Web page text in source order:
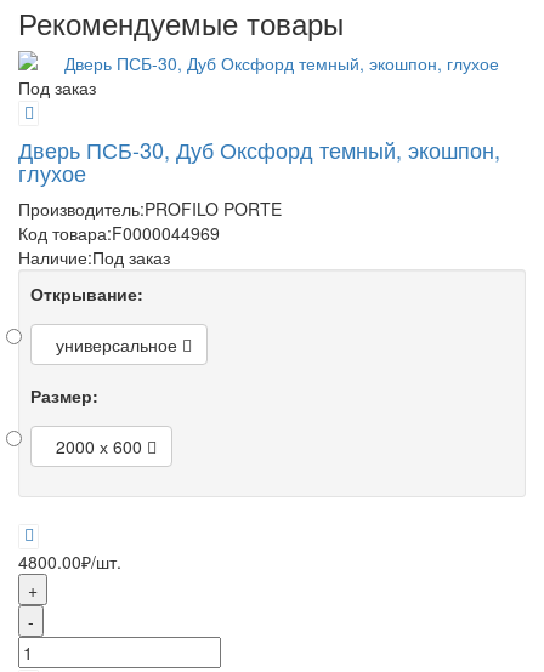
Рекомендуемые товары
Под заказ
Дверь ПСБ-30, Дуб Оксфорд темный, экошпон,
глухое
Производитель:PROFILO PORTE
Код товара:F0000044969
Наличие:Под заказ
Открывание:
универсальное
Размер:
2000 х 600
4800.00₽/шт.
+
-